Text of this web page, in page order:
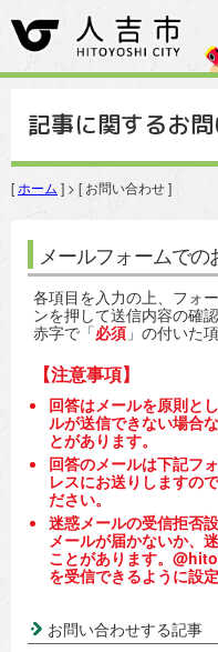
記事に関するお
[ ホーム ] > [ お問い合わせ ]
メールフォームで
各項目を入力の上、フォ
ンを押して送信内容の確
赤字で「必須 」の付いた
【注意事項】
回答はメールを原則と
ルが送信できない場合
とがあります。
回答のメールは下記フ
レスにお送りしますの
ださい。
迷惑メールの受信拒否
メールが届かないか、
ことがあります。
を受信できるように設
お問い合わせする記事